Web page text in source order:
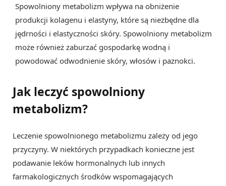
Spowolniony metabolizm wpływa na obniżenie
produkcji kolagenu i elastyny, które są niezbędne dla
jędrności i elastyczności skóry. Spowolniony metabolizm
może również zaburzać gospodarkę wodną i
powodować odwodnienie skóry, włosów i paznokci.
Jak leczyć spowolniony
metabolizm?
Leczenie spowolnionego metabolizmu zależy od jego
przyczyny. W niektórych przypadkach konieczne jest
podawanie leków hormonalnych lub innych
farmakologicznych środków wspomagających